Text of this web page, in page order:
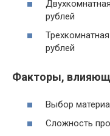
рублей
рублей
Факторы,
Выбор
Сложность